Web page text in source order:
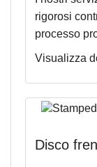
rigorosi
processo
Visualizza
Disco